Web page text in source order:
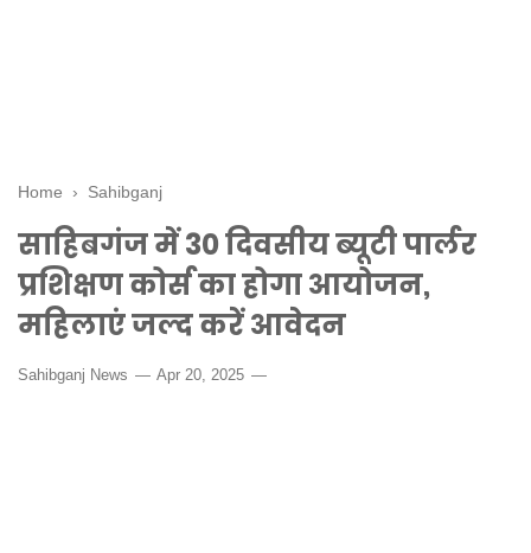
Home › Sahibganj
साहिबगंज में 30 दिवसीय ब्यूटी पार्लर
प्रशिक्षण कोर्स का होगा आयोजन,
महिलाएं जल्द करें आवेदन
Sahibganj News Apr 20, 2025